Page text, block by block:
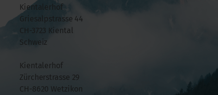
Kientalerhof
Griesalpstrasse 44
CH-3723 Kiental
Schweiz
Kientalerhof
Zürcherstrasse 29
CH-8620 Wetzikon